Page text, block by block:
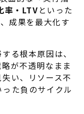
率・LTV といった
成果を最大化す
る根本原因は、
が不透明なまま
い、リソース不
た負のサイクル